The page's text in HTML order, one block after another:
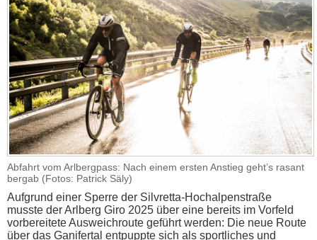
Abfahrt vom Arlbergpass: Nach einem ersten Anstieg geht’s rasant
bergab (Fotos: Patrick Säly)
Aufgrund einer Sperre der Silvretta-Hochalpenstraße
musste der Arlberg Giro 2025 über eine bereits im Vorfeld
vorbereitete Ausweichroute geführt werden: Die neue Route
über das Ganifertal entpuppte sich als sportliches und